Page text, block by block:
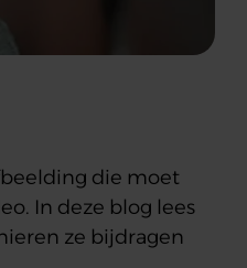
die moet
In deze blog lees
ze bijdragen